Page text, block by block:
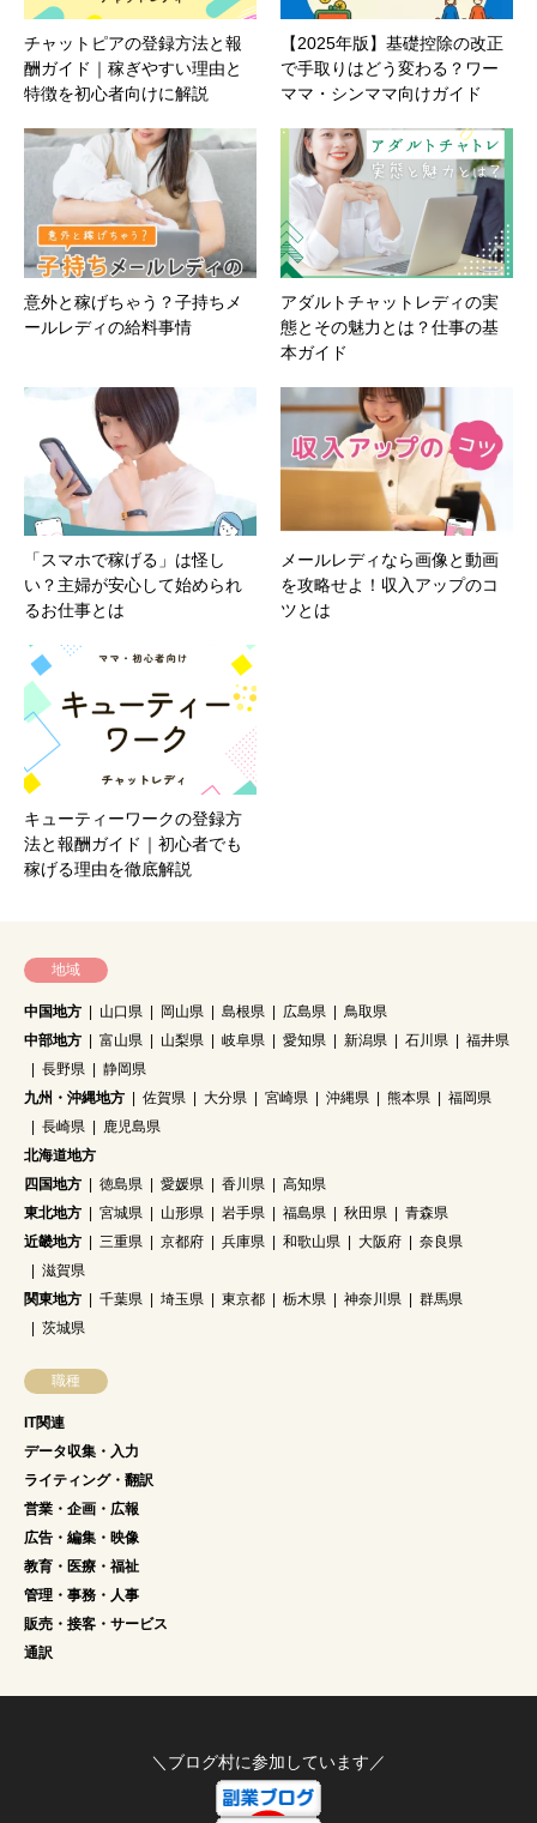
チャットピアの登録方法と報
酬ガイド｜稼ぎやすい理由と
特徴を初心者向けに解説
【2025年版】基礎控除の改正
で手取りはどう変わる？ワー
ママ・シンママ向けガイド
意外と稼げちゃう？子持ちメ
ールレディの給料事情
アダルトチャットレディの実
態とその魅力とは？仕事の基
本ガイド
「スマホで稼げる」は怪し
い？主婦が安心して始められ
るお仕事とは
メールレディなら画像と動画
を攻略せよ！収入アップのコ
ツとは
キューティーワークの登録方
法と報酬ガイド｜初心者でも
稼げる理由を徹底解説
地域
中国地方 山口県 岡山県 島根県 広島県
鳥取県
中部地方
富山県 山梨県 岐阜県 愛知県 新潟県 石川県
福井県
長野県
静岡県
九州・沖縄地方
佐賀県 大分県 宮崎県 沖縄県 熊本県
福岡県
長崎県
鹿児島県
北海道地方
四国地方
徳島県 愛媛県 香川県
高知県
東北地方
宮城県 山形県 岩手県 福島県 秋田県
青森県
近畿地方
三重県 京都府 兵庫県 和歌山県 大阪府
奈良県
滋賀県
関東地方
千葉県 埼玉県 東京都 栃木県 神奈川県
群馬県
茨城県
職種
IT関連
データ収集・入力
ライティング・翻訳
営業・企画・広報
広告・編集・映像
教育・医療・福祉
管理・事務・人事
販売・接客・サービス
通訳
＼ブログ村に参加しています／